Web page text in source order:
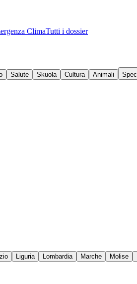
ClimaTutti i dossier
Salute Skuola Cultura Animali
Liguria Lombardia Marche Molise